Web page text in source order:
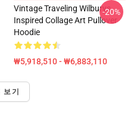
Vintage Traveling Wilburys
Inspired Collage Art Pullover
Hoodie
₩5,918,510 - ₩6,883,110
-20%
보기